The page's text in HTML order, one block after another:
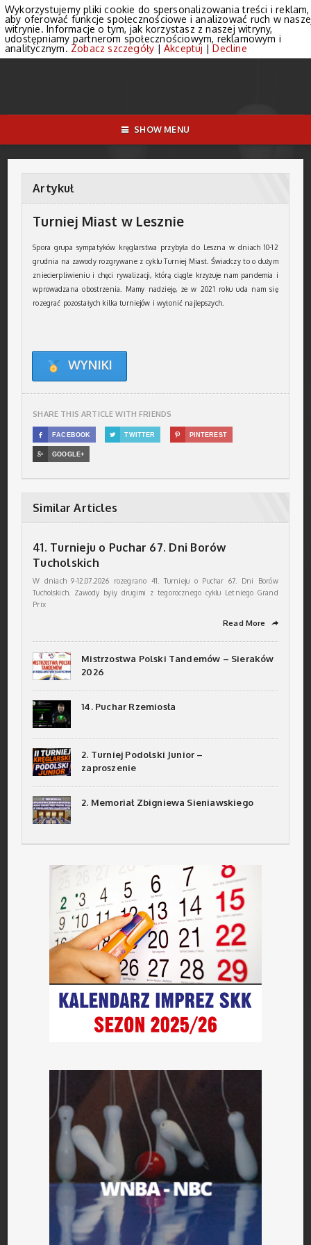
SHOW MENU
Artykuł
Turniej Miast w Lesznie
Spora grupa sympatyków kręglarstwa przybyła do Leszna w dniach 10-12
grudnia na zawody rozgrywane z cyklu Turniej Miast. Świadczy to o dużym
zniecierpliwieniu i chęci rywalizacji, którą ciągle krzyżuje nam pandemia i
wprowadzana obostrzenia. Mamy nadzieję, że w 2021 roku uda nam się
rozegrać pozostałych kilka turniejów i wyłonić najlepszych.
WYNIKI
SHARE THIS ARTICLE WITH FRIENDS
 FACEBOOK  TWITTER  PINTEREST
 GOOGLE+
Similar Articles
41. Turnieju o Puchar 67. Dni Borów
Tucholskich
W dniach 9-12.07.2026 rozegrano 41. Turnieju o Puchar 67. Dni Borów
Tucholskich. Zawody były drugimi z tegorocznego cyklu Letniego Grand
Prix
Read More ➦
Mistrzostwa Polski Tandemów – Sieraków
2026
14. Puchar Rzemiosła
2. Turniej Podolski Junior –
zaproszenie
2. Memoriał Zbigniewa Sieniawskiego
Wykorzystujemy pliki cookie do spersonalizowania treści i reklam,
aby oferować funkcje społecznościowe i analizować ruch w
witrynie. Informacje o tym, jak korzystasz z naszej witryny,
udostępniamy partnerom społecznościowym, reklamowym i
analitycznym. Zobacz szczegóły | Akceptuj |Decline